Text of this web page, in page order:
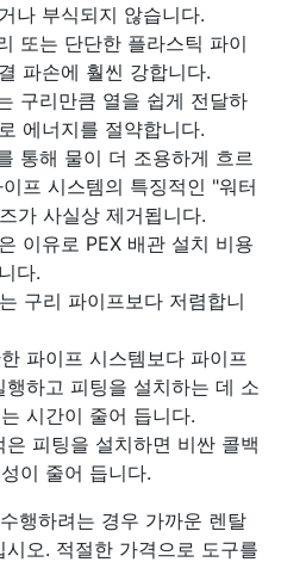
나 부식되지 않습니다.
또는 단단한 플라스틱 파이
파손에 훨씬 강합니다.
구리만큼 열을 쉽게 전달하
에너지를 절약합니다.
통해 물이 더 조용하게 흐르
프 시스템의 특징적인 "워터
가 사실상 제거됩니다.
이유로 PEX 배관 설치 비용
다.
구리 파이프보다 저렴합니
파이프 시스템보다 파이프
행하고 피팅을 설치하는 데 소
시간이 줄어 듭니다.
은 피팅을 설치하면 비싼 콜백
이 줄어 듭니다.
행하려는 경우 가까운 렌탈
시오. 적절한 가격으로 도구를